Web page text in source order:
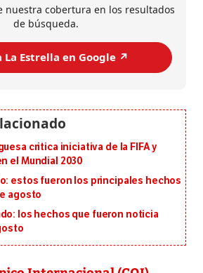
nuestra cobertura en los resultados
de búsqueda.
La Estrella en Google ↗️
critica iniciativa de la FIFA y
el Mundial 2030
estos fueron los principales hechos
agosto
los hechos que fueron noticia